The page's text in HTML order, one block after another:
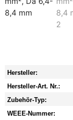
Hersteller:
Hersteller-Art. Nr.:
Zubehör-Typ:
WEEE-Nummer: